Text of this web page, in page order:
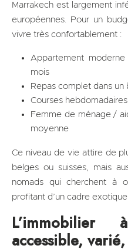
Marrakech est largement
européennes. Pour un
vivre très confortablement :
Appartement
mois
Repas complet dans un
Courses
Femme de ménage /
moyenne
Ce niveau de vie attire de
belges ou suisses, mais
nomads qui cherchent à
profitant d’un cadre exotique.
accessible,